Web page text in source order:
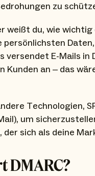
zu
weißt du, wie
versendet E-Mails in
Kunden an – das
Technologien,
um
sich als deine
DMARC?